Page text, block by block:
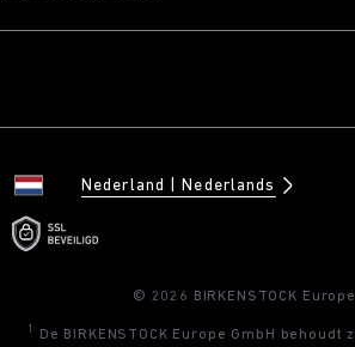
Nederland Nederlands
© 2026 BIRKENSTOCK Europe
1 De BIRKENSTOCK Europe GmbH